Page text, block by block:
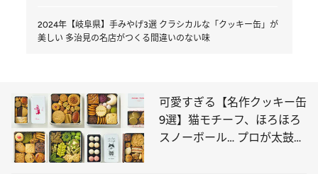
2024年【岐阜県】手みやげ3選 クラシカルな「クッキー缶」が
美しい 多治見の名店がつくる間違いのない味
可愛すぎる【名作クッキー缶
9選】猫モチーフ、ほろほろ
スノーボール… プロが太鼓判